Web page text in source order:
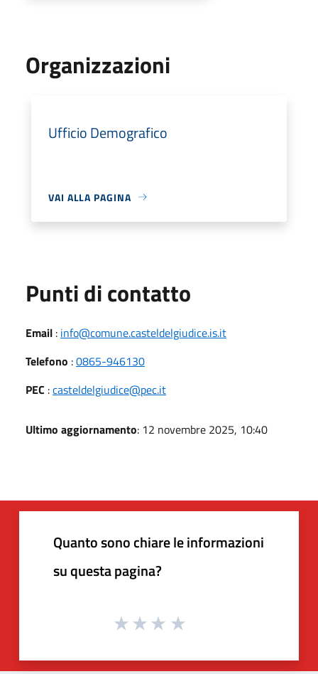
Organizzazioni
Ufficio Demografico
VAI ALLA PAGINA
Punti di contatto
Email : info@comune.casteldelgiudice.is.it
Telefono :0865-946130
PEC :casteldelgiudice@pec.it
Ultimo aggiornamento: 12 novembre 2025, 10:40
Quanto sono chiare le informazioni
su questa pagina?